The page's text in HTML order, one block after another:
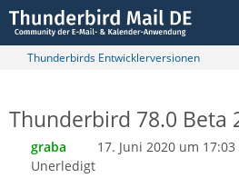
Thunderbirds Entwicklerversionen
Thunderbird 78.0 Beta
graba 17. Juni 2020 um 17:03
Unerledigt